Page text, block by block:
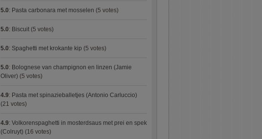
5.0: Pasta carbonara met mosselen (5 votes)
5.0: Biscuit (5 votes)
5.0: Spaghetti met krokante kip (5 votes)
5.0: Bolognese van champignon en linzen (Jamie
Oliver) (5 votes)
4.9: Pasta met spinazieballetjes (Antonio Carluccio)
(21 votes)
4.9: Volkorenspaghetti in mosterdsaus met prei en spek
(Colruyt) (16 votes)